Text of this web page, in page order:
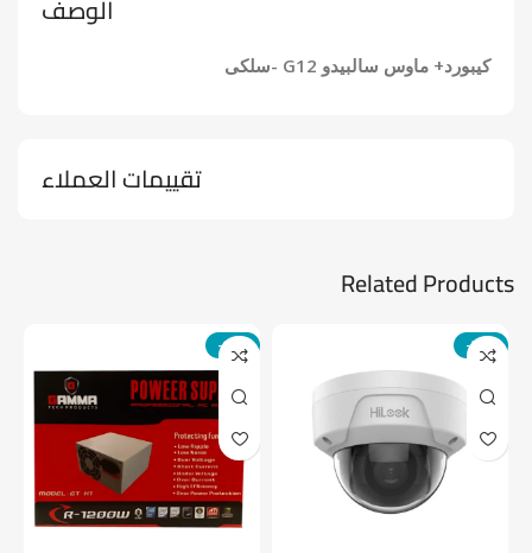
الوصف
كيبورد+ ماوس سالبيدو G12 -سلكى
تقييمات العملاء
Related Products
-24%
-14%